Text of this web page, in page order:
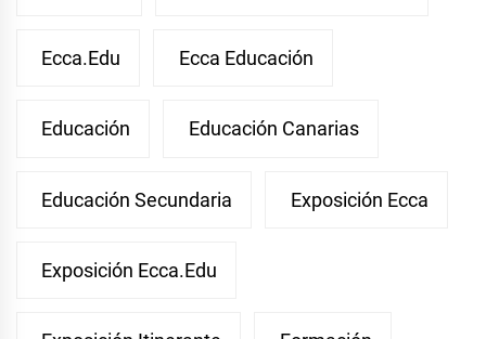
Ecca.edu Ecca Educación
Educación Educación Canarias
Educación Secundaria Exposición Ecca
Exposición Ecca.edu